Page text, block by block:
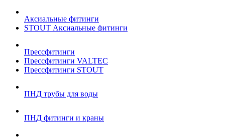
Аксиальные фитинги
STOUT Аксиальные фитинги
Прессфитинги
Прессфитинги VALTEC
Прессфитинги STOUT
ПНД трубы для воды
ПНД фитинги и краны